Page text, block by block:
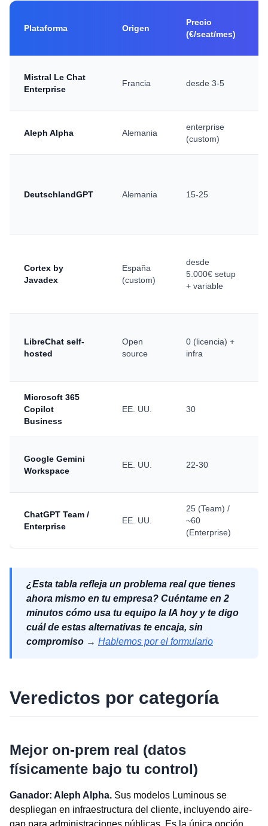
Plataforma Origen
Precio
(€/seat/mes)
Mistral Le Chat
Enterprise
Francia desde 3-5
Aleph Alpha Alemania
enterprise
(custom)
DeutschlandGPT Alemania 15-25
Cortex by
Javadex
España
(custom)
desde
5.000€ setup
+ variable
LibreChat self-
hosted
Open
source
0 (licencia) +
infra
Microsoft 365
Copilot
Business
EE. UU. 30
Google Gemini
Workspace
EE. UU. 22-30
ChatGPT Team /
Enterprise
EE. UU.
25 (Team) /
~60
(Enterprise)
¿Esta tabla refleja un problema real que tienes
ahora mismo en tu empresa? Cuéntame en 2
minutos cómo usa tu equipo la IA hoy y te digo
cuál de estas alternativas te encaja, sin
compromiso → Hablemos por el formulario
Veredictos por categoría
Mejor on-prem real (datos
físicamente bajo tu control)
Ganador: Aleph Alpha. Sus modelos Luminous se
despliegan en infraestructura del cliente, incluyendo aire-
gap para administraciones públicas. Es la única opción